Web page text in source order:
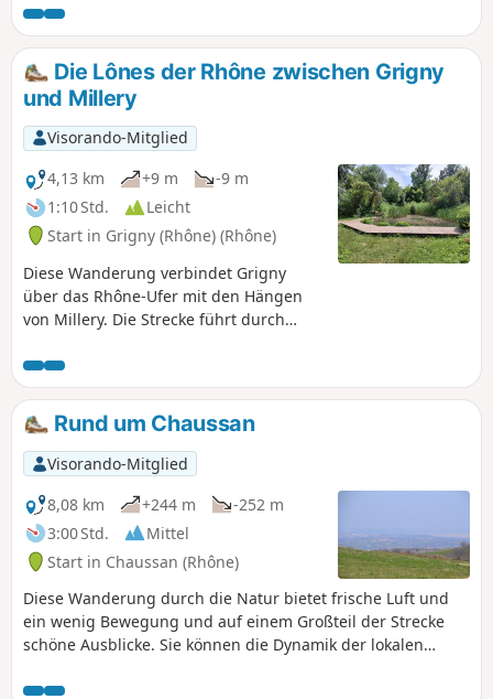
Die Lônes der Rhône zwischen Grigny
und Millery
Visorando-Mitglied
4,13 km
+9 m
-9 m
1:10 Std.
Leicht
Start in Grigny (Rhône) (Rhône)
Diese Wanderung verbindet Grigny
über das Rhône-Ufer mit den Hängen
von Millery. Die Strecke führt durch
Naturräume. Man entdeckt den
Lehrteich, die mit Rhône-Wasser
gespeiste Pumpstation, die Lônes und
mehrere kleine Naturstrände am
Flussufer. Ausblicke auf das Rhône-Tal
begleiten einen Großteil der
Wanderung.
Rund um Chaussan
Visorando-Mitglied
8,08 km
+244 m
-252 m
3:00 Std.
Mittel
Start in Chaussan (Rhône)
Diese Wanderung durch die Natur bietet frische Luft und
ein wenig Bewegung und auf einem Großteil der Strecke
schöne Ausblicke. Sie können die Dynamik der lokalen
eine große Baumhütte bewundern.